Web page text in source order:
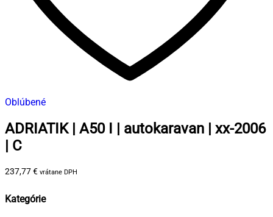
Oblúbené
ADRIATIK | A50 I | autokaravan | xx-2006
| C
237,77€ vrátane DPH
Kategórie